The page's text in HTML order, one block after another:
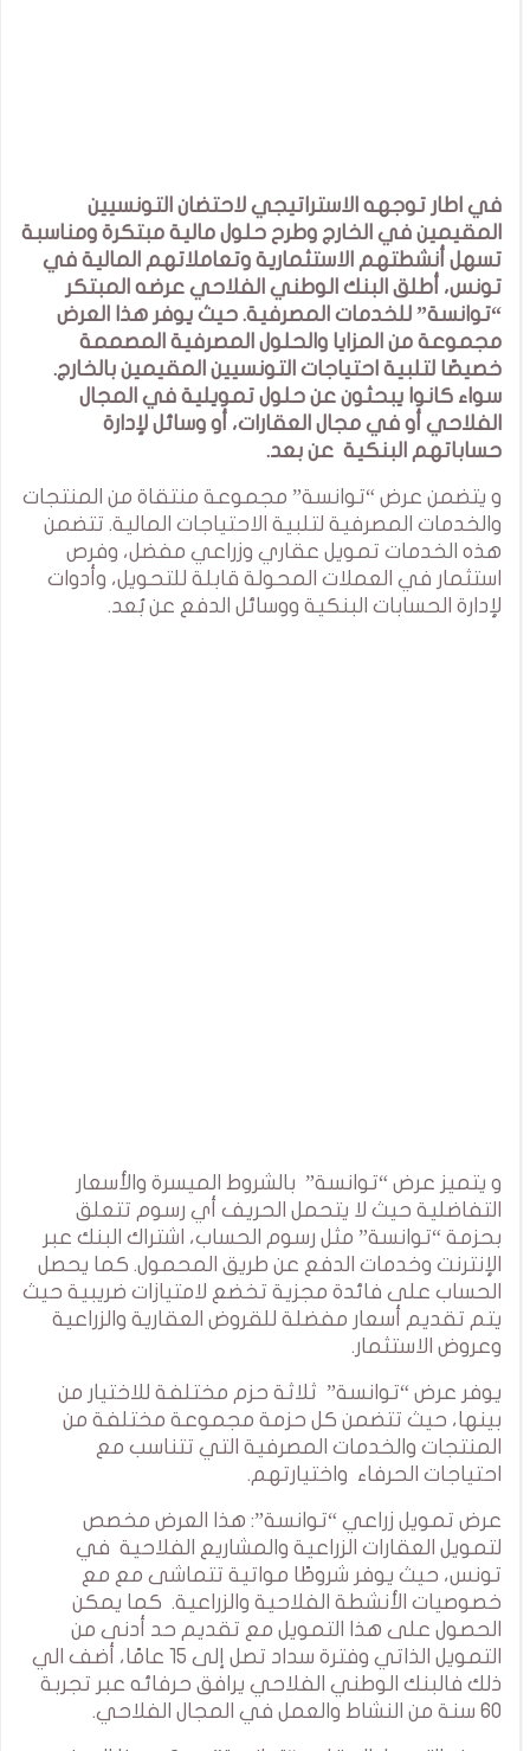
في اطار توجهه الاستراتيجي لاحتضان التونسيين
المقيمين في الخارج وطرح حلول مالية مبتكرة ومناسبة
تسهل أنشطتهم الاستثمارية وتعاملاتهم المالية في
تونس، أطلق البنك الوطني الفلاحي عرضه المبتكر
“توانسة” للخدمات المصرفية. حيث يوفر هذا العرض
مجموعة من المزايا والحلول المصرفية المصممة
خصيصًا لتلبية احتياجات التونسيين المقيمين بالخارج.
سواء كانوا يبحثون عن حلول تمويلية في المجال
الفلاحي أو في مجال العقارات، أو وسائل لإدارة
حساباتهم البنكية عن بعد.
و يتضمن عرض “توانسة” مجموعة منتقاة من المنتجات
والخدمات المصرفية لتلبية الاحتياجات المالية. تتضمن
هذه الخدمات تمويل عقاري وزراعي مفضل، وفرص
استثمار في العملات المحولة قابلة للتحويل، وأدوات
لإدارة الحسابات البنكية ووسائل الدفع عن بُعد.
و يتميز عرض “توانسة” بالشروط الميسرة والأسعار
التفاضلية حيث لا يتحمل الحريف أي رسوم تتعلق
بحزمة “توانسة” مثل رسوم الحساب، اشتراك البنك عبر
الإنترنت وخدمات الدفع عن طريق المحمول. كما يحصل
الحساب على فائدة مجزية تخضع لامتيازات ضريبية حيث
يتم تقديم أسعار مفضلة للقروض العقارية والزراعية
وعروض الاستثمار.
يوفر عرض “توانسة” ثلاثة حزم مختلفة للاختيار من
بينها، حيث تتضمن كل حزمة مجموعة مختلفة من
المنتجات والخدمات المصرفية التي تتناسب مع
احتياجات الحرفاء واختيارتهم.
عرض تمويل زراعي “توانسة”: هذا العرض مخصص
لتمويل العقارات الزراعية والمشاريع الفلاحية في
تونس، حيث يوفر شروطًا مواتية تتماشى مع مع
خصوصيات الأنشطة الفلاحية والزراعية. كما يمكن
الحصول على هذا التمويل مع تقديم حد أدنى من
التمويل الذاتي وفترة سداد تصل إلى 15 عامًا، أضف الي
ذلك فالبنك الوطني الفلاحي يرافق حرفائه عبر تجربة
60 سنة من النشاط والعمل في المجال الفلاحي.